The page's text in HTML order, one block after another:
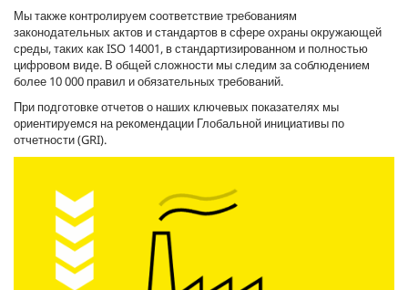
Мы также контролируем соответствие требованиям
законодательных актов и стандартов в сфере охраны окружающей
среды, таких как ISO 14001, в стандартизированном и полностью
цифровом виде. В общей сложности мы следим за соблюдением
более 10 000 правил и обязательных требований.
При подготовке отчетов о наших ключевых показателях мы
ориентируемся на рекомендации Глобальной инициативы по
отчетности (GRI).